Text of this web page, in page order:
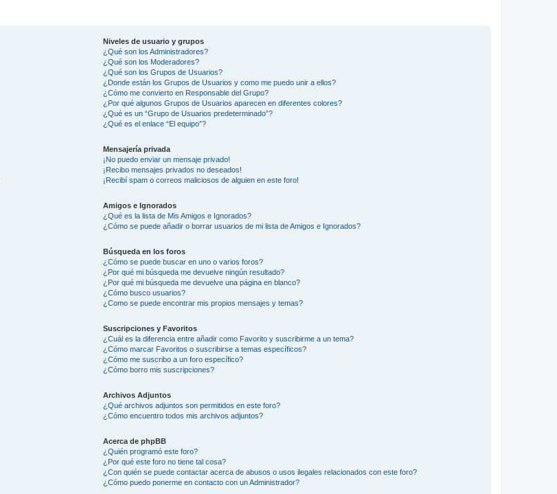
Niveles de usuario y grupos
¿Qué son los Administradores?
¿Qué son los Moderadores?
¿Qué son los Grupos de Usuarios?
¿Donde están los Grupos de Usuarios y como me puedo unir a ellos?
¿Cómo me convierto en Responsable del Grupo?
¿Por qué algunos Grupos de Usuarios aparecen en diferentes colores?
¿Qué es un “Grupo de Usuarios predeterminado”?
¿Qué es el enlace “El equipo”?
Mensajería privada
¡No puedo enviar un mensaje privado!
¡Recibo mensajes privados no deseados!
¡Recibí spam o correos maliciosos de alguien en este foro!
Amigos e Ignorados
¿Qué es la lista de Mis Amigos e Ignorados?
¿Cómo se puede añadir o borrar usuarios de mi lista de Amigos e Ignorados?
Búsqueda en los foros
¿Cómo se puede buscar en uno o varios foros?
¿Por qué mi búsqueda me devuelve ningún resultado?
¿Por qué mi búsqueda me devuelve una página en blanco?
¿Cómo busco usuarios?
¿Como se puede encontrar mis propios mensajes y temas?
Suscripciones y Favoritos
¿Cuál es la diferencia entre añadir como Favorito y suscribirme a un tema?
¿Cómo marcar Favoritos o suscribirse a temas específicos?
¿Cómo me suscribo a un foro específico?
¿Cómo borro mis suscripciones?
Archivos Adjuntos
¿Qué archivos adjuntos son permitidos en este foro?
¿Cómo encuentro todos mis archivos adjuntos?
Acerca de phpBB
¿Quién programó este foro?
¿Por qué este foro no tiene tal cosa?
¿Con quién se puede contactar acerca de abusos o usos ilegales relacionados con este foro?
¿Cómo puedo ponerme en contacto con un Administrador?